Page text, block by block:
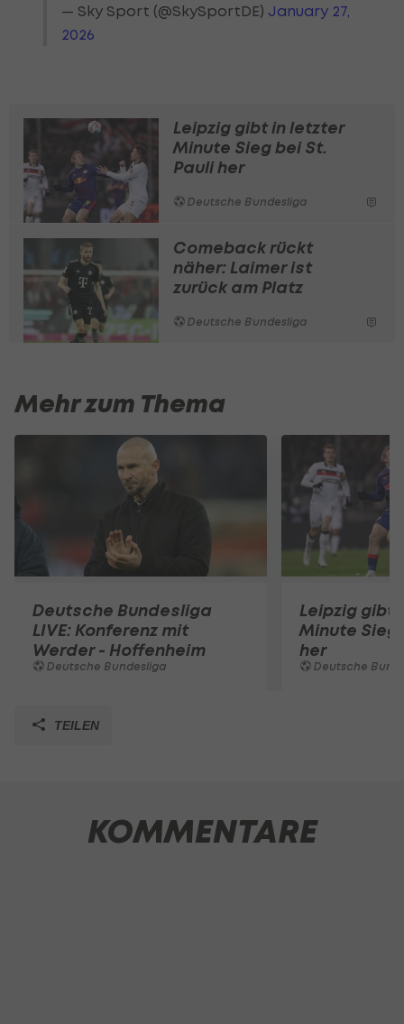
— Sky Sport (@SkySportDE) January 27,
2026
Leipzig gibt in letzter
Minute Sieg bei St.
Pauli her
Deutsche Bundesliga
Comeback rückt
näher: Laimer ist
zurück am Platz
Deutsche Bundesliga
Mehr zum Thema
Deutsche Bundesliga
LIVE: Konferenz mit
Werder - Hoffenheim
Deutsche Bundesliga
Leipzig gibt
Minute Sieg
her
Deutsche
TEILEN
KOMMENTARE